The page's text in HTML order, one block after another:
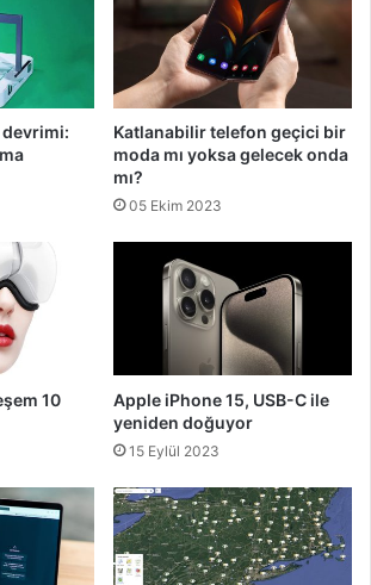
Katlanabilir telefon geçici bir
moda mı yoksa gelecek onda
mı?
05 Ekim 2023
10
Apple iPhone 15, USB-C ile
yeniden doğuyor
15 Eylül 2023